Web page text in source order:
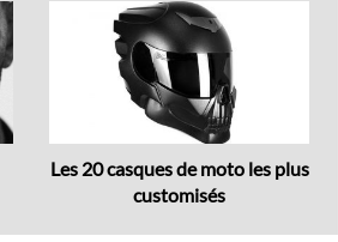
Les 20 casques de moto les plus
customisés